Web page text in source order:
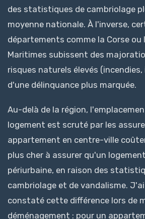
des statistiques de cambriolage
moyenne nationale. À l'inverse,
départements comme la Corse ou
Maritimes subissent des
risques naturels élevés
d'une délinquance plus marquée.
Au-delà de la région,
logement est scruté par les
appartement en centre-ville
plus cher à assurer qu'un
périurbaine, en raison des
cambriolage et de vandalisme.
constaté cette différence lors de
déménagement : pour un